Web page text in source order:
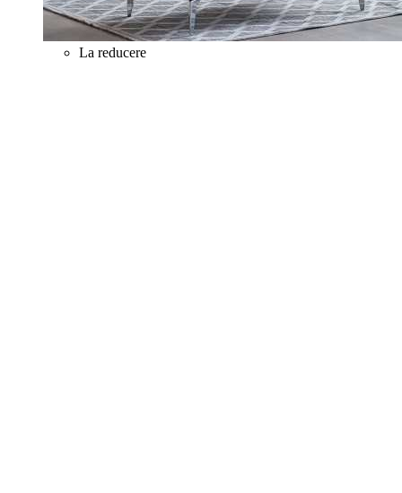
La reducere